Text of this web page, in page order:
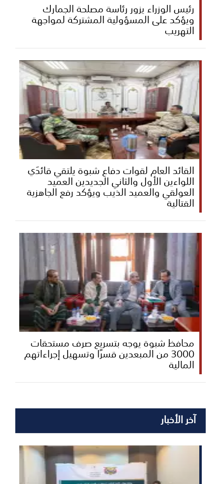
رئيس الوزراء يزور رئاسة مصلحة الجمارك
ويؤكد على المسؤولية المشتركة لمواجهة
التهريب
القائد العام لقوات دفاع شبوة يلتقي قائدَي
اللواءين الأول والثاني الجديدين العميد
العولقي والعميد الذيب ويؤكد رفع الجاهزية
القتالية
محافظ شبوة يوجه بتسريع صرف مستحقات
3000 من المبعدين قسرًا وتسهيل إجراءاتهم
المالية
آخر الأخبار